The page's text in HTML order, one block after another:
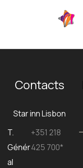
Contacts
Star inn Lisbon
T.
Génér
al
+351 218
425 700*